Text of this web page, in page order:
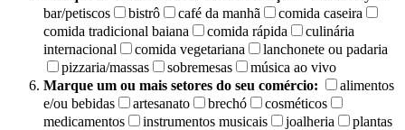
bar/petiscos
bistrô café da manhã
comida caseira
comida tradicional baiana
comida rápida
culinária
internacional
comida vegetariana
lanchonete ou padaria
pizzaria/massas
sobremesas
música ao vivo
Marque um ou mais setores do seu comércio:
alimentos
e/ou bebidas
artesanato brechó
cosméticos
medicamentos
instrumentos musicais joalheria
plantas